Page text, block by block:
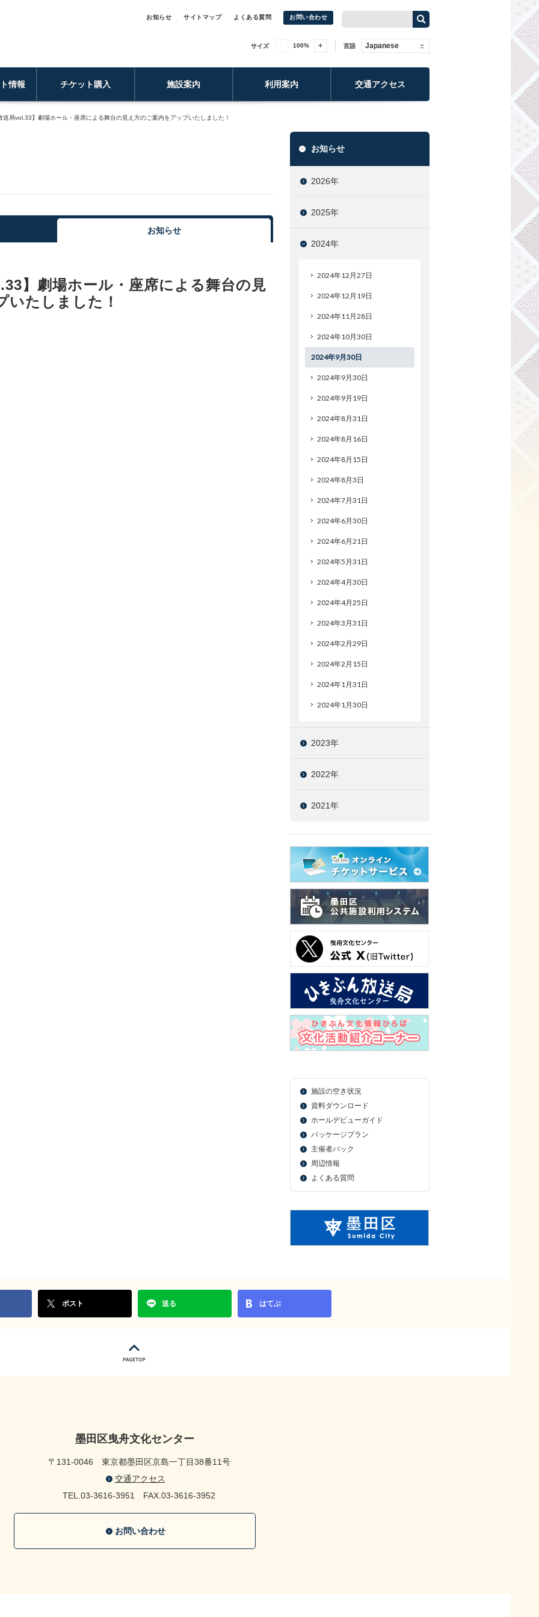
お知らせ サイトマップ よくある質問 お問い合わせ
サイズ 100% 言語 Japanese
情報 チケット購入 施設案内 利用案内 交通アクセス
送局vol.33】劇場ホール・座席による舞台の見え方のご案内をアップいたしました！
お知らせ
】劇場ホール・座席による舞台の見
いたしました！
お知らせ
2026年
2025年
2024年
2024年12月27日
2024年12月19日
2024年11月28日
2024年10月30日
2024年9月30日
2024年9月30日
2024年9月19日
2024年8月31日
2024年8月16日
2024年8月15日
2024年8月3日
2024年7月31日
2024年6月30日
2024年6月21日
2024年5月31日
2024年4月30日
2024年4月25日
2024年3月31日
2024年2月29日
2024年2月15日
2024年1月31日
2024年1月30日
2023年
2022年
2021年
施設の空き状況
資料ダウンロード
ホールデビューガイド
パッケージプラン
主催者パック
周辺情報
よくある質問
ポスト 送る はてぶ
墨田区曳舟文化センター
〒131-0046 東京都墨田区京島一丁目38番11号
交通アクセス
TEL.03-3616-3951 FAX.03-3616-3952
お問い合わせ